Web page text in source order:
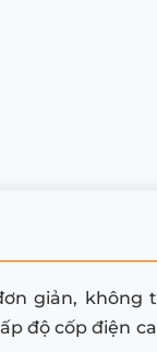
giản,
độ cốp điện